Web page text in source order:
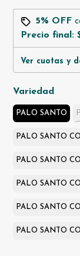
5% OFF
Precio final:
Ver cuotas y
Variedad
PALO SANTO
PALO SANTO
PALO SANTO
PALO SANTO
PALO SANTO
PALO SANTO